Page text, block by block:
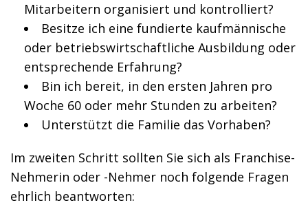
Mitarbeitern organisiert und kontrolliert?
Besitze ich eine fundierte kaufmännische
oder betriebswirtschaftliche Ausbildung oder
entsprechende Erfahrung?
Bin ich bereit, in den ersten Jahren pro
Woche 60 oder mehr Stunden zu arbeiten?
Unterstützt die Familie das Vorhaben?
Im zweiten Schritt sollten Sie sich als Franchise-
Nehmerin oder -Nehmer noch folgende Fragen
ehrlich beantworten: